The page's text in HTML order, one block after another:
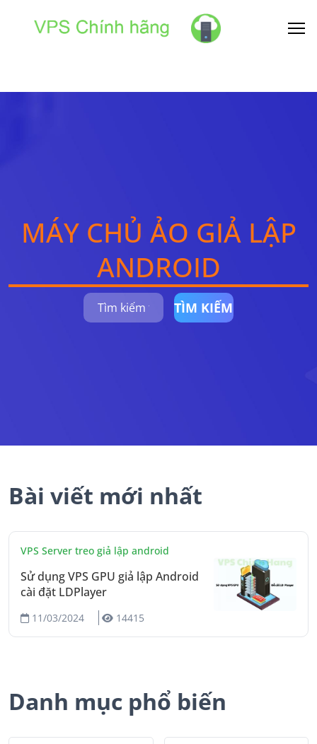
MÁY CHỦ ẢO GIẢ LẬP
ANDROID
TÌM KIẾM
Bài viết mới nhất
VPS Server treo giả lập android
Sử dụng VPS GPU giả lập Android
cài đặt LDPlayer
11/03/2024 14415
Danh mục phổ biến